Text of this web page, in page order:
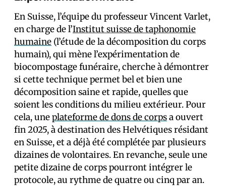
En Suisse, l’équipe du professeur Vincent Varlet,
en charge de l’Institut suisse de taphonomie
humaine (l’étude de la décomposition du corps
humain), qui mène l’expérimentation de
biocompostage funéraire, cherche à démontrer
si cette technique permet bel et bien une
décomposition saine et rapide, quelles que
soient les conditions du milieu extérieur. Pour
cela, uneplateforme de dons de corpsa ouvert
fin 2025, à destination des Helvétiques résidant
en Suisse, et a déjà été complétée par plusieurs
dizaines de volontaires. En revanche, seule une
petite dizaine de corps pourront intégrer le
protocole, au rythme de quatre ou cinq par an.